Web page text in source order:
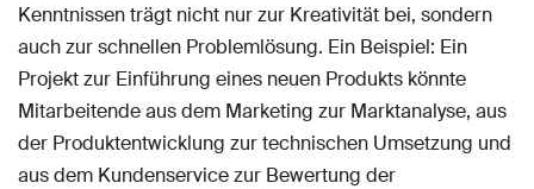
Kenntnissen trägt nicht nur zur Kreativität bei, sondern
auch zur schnellen Problemlösung. Ein Beispiel: Ein
Projekt zur Einführung eines neuen Produkts könnte
Mitarbeitende aus dem Marketing zur Marktanalyse, aus
der Produktentwicklung zur technischen Umsetzung und
aus dem Kundenservice zur Bewertung der